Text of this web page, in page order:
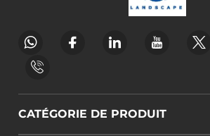
CATÉGORIE DE PRODUIT